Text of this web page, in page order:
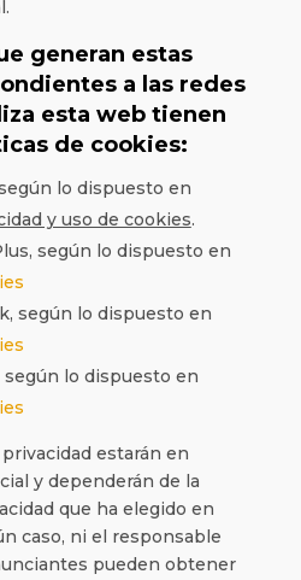
generan estas
a las redes
esta web tienen
de cookies:
lo dispuesto en
y uso de cookies.
según lo dispuesto en
según lo dispuesto en
según lo dispuesto en
estarán en
y dependerán de la
que ha elegido en
caso, ni el responsable
pueden obtener